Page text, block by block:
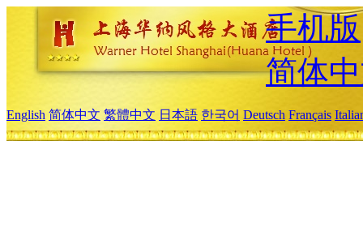
手机版
简体
English 简体中文 繁體中文 日本語 한국어 Deutsch Français